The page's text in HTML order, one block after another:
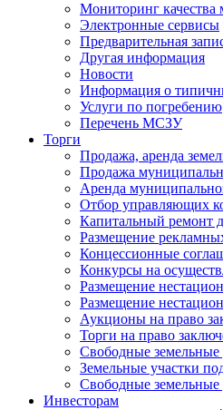
Мониторинг
Электронные сервисы
Предварительная
Другая информация
Новости
Информация о
Услуги по погребению
Перечень МСЗУ
Торги
Продажа, аренда
Продажа
Аренда
Отбор управляющих
Капитальный ремонт
Размещение
Концессионные
Конкурсы на
Размещение
Размещение
Аукционы на право
Торги на право
Свободные земельные
Земельные участки
Свободные земельные
Инвесторам